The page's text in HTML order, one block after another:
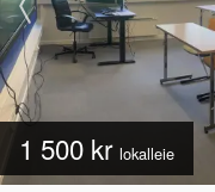
1 500 kr lokalleie